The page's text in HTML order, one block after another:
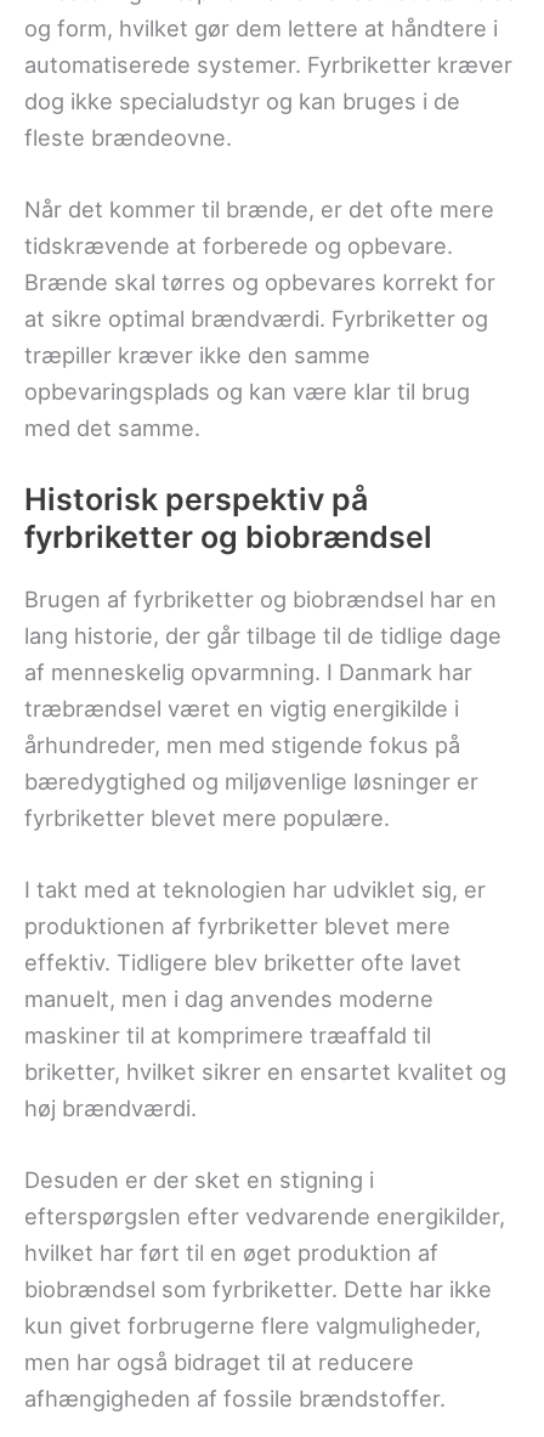
og form, hvilket gør dem lettere at håndtere i
automatiserede systemer. Fyrbriketter kræver
dog ikke specialudstyr og kan bruges i de
fleste brændeovne.
Når det kommer til brænde, er det ofte mere
tidskrævende at forberede og opbevare.
Brænde skal tørres og opbevares korrekt for
at sikre optimal brændværdi. Fyrbriketter og
træpiller kræver ikke den samme
opbevaringsplads og kan være klar til brug
med det samme.
Historisk perspektiv på
fyrbriketter og biobrændsel
Brugen af fyrbriketter og biobrændsel har en
lang historie, der går tilbage til de tidlige dage
af menneskelig opvarmning. I Danmark har
træbrændsel været en vigtig energikilde i
århundreder, men med stigende fokus på
bæredygtighed og miljøvenlige løsninger er
fyrbriketter blevet mere populære.
I takt med at teknologien har udviklet sig, er
produktionen af fyrbriketter blevet mere
effektiv. Tidligere blev briketter ofte lavet
manuelt, men i dag anvendes moderne
maskiner til at komprimere træaffald til
briketter, hvilket sikrer en ensartet kvalitet og
høj brændværdi.
Desuden er der sket en stigning i
efterspørgslen efter vedvarende energikilder,
hvilket har ført til en øget produktion af
biobrændsel som fyrbriketter. Dette har ikke
kun givet forbrugerne flere valgmuligheder,
men har også bidraget til at reducere
afhængigheden af fossile brændstoffer.